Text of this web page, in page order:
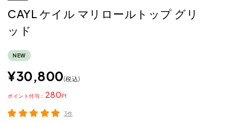
CAYL ケイル マリロールトップ グリ
ッド
NEW
¥30,800 税込
280
ポイント
3件